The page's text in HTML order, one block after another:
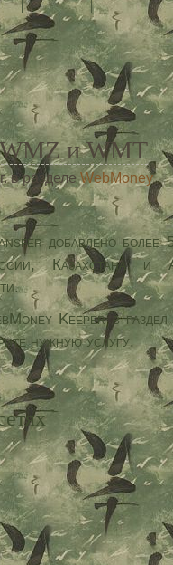
WMZ и WMT
в разделеWebMoney
добавлено более
Казахстана и
Keeper в
нужную услугу.